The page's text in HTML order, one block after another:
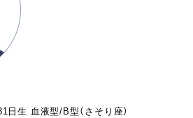
生 血液型/B型（さそり座）